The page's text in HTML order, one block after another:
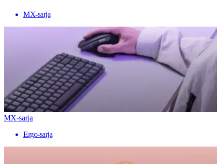
MX-sarja
MX-sarja
Ergo-sarja